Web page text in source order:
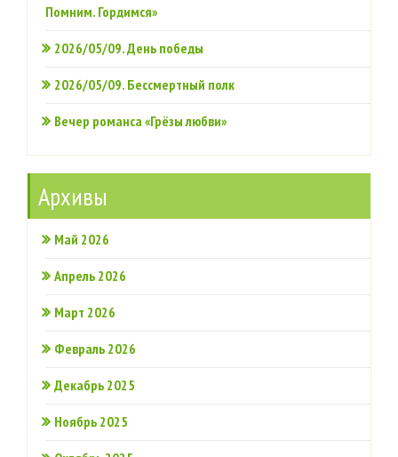
Помним. Гордимся»
2026/05/09. День победы
2026/05/09. Бессмертный полк
Вечер романса «Грёзы любви»
Архивы
Май 2026
Апрель 2026
Март 2026
Февраль 2026
Декабрь 2025
Ноябрь 2025